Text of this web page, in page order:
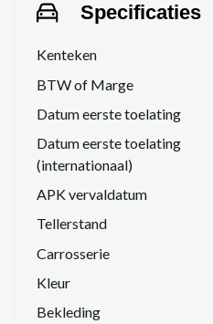
Specificaties
Kenteken
BTW of Marge
Datum eerste toelating
Datum eerste toelating
(internationaal)
APK vervaldatum
Tellerstand
Carrosserie
Kleur
Bekleding